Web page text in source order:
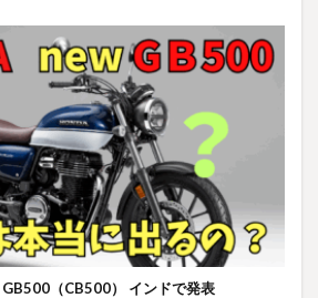
GB500（CB500） インドで発表